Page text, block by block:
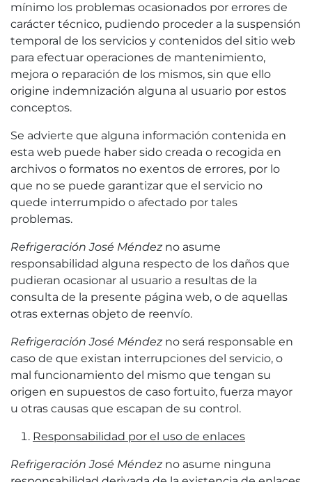
mínimo los problemas ocasionados por errores de
carácter técnico, pudiendo proceder a la suspensión
temporal de los servicios y contenidos del sitio web
para efectuar operaciones de mantenimiento,
mejora o reparación de los mismos, sin que ello
origine indemnización alguna al usuario por estos
conceptos.
Se advierte que alguna información contenida en
esta web puede haber sido creada o recogida en
archivos o formatos no exentos de errores, por lo
que no se puede garantizar que el servicio no
quede interrumpido o afectado por tales
problemas.
Refrigeración José Méndez no asume
responsabilidad alguna respecto de los daños que
pudieran ocasionar al usuario a resultas de la
consulta de la presente página web, o de aquellas
otras externas objeto de reenvío.
Refrigeración José Méndez no será responsable en
caso de que existan interrupciones del servicio, o
mal funcionamiento del mismo que tengan su
origen en supuestos de caso fortuito, fuerza mayor
u otras causas que escapan de su control.
Responsabilidad por el uso de enlaces
Refrigeración José Méndez no asume ninguna